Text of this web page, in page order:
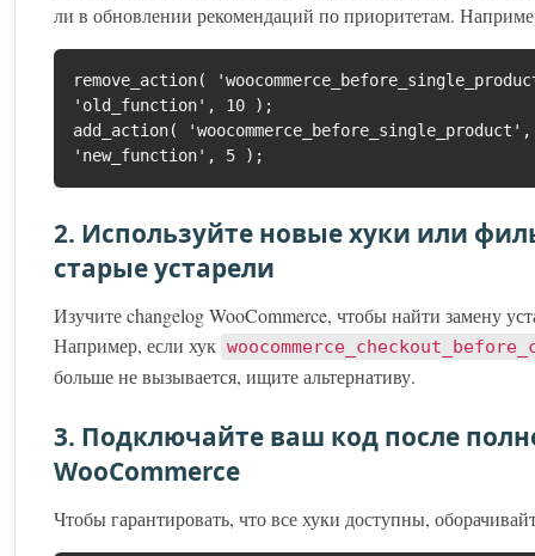
ли в обновлении рекомендаций по приоритетам.
remove_action(
'old_function', 10 );
add_action(
2. Используйте новые хуки или
старые устарели
Изучите changelog WooCommerce, чтобы найти замену
Например, если хук
больше не вызывается, ищите альтернативу.
3. Подключайте ваш код после
WooCommerce
Чтобы гарантировать, что все хуки доступны,